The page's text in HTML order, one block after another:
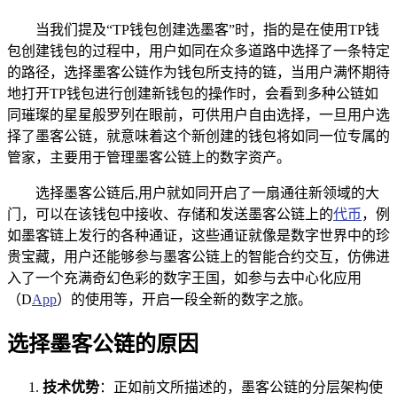
当我们提及“TP钱包创建选墨客”时，指的是在使用TP钱
包创建钱包的过程中，用户如同在众多道路中选择了一条特定
的路径，选择墨客公链作为钱包所支持的链，当用户满怀期待
地打开TP钱包进行创建新钱包的操作时，会看到多种公链如
同璀璨的星星般罗列在眼前，可供用户自由选择，一旦用户选
择了墨客公链，就意味着这个新创建的钱包将如同一位专属的
管家，主要用于管理墨客公链上的数字资产。
选择墨客公链后,用户就如同开启了一扇通往新领域的大
门，可以在该钱包中接收、存储和发送墨客公链上的代币 ，例
如墨客链上发行的各种通证，这些通证就像是数字世界中的珍
贵宝藏，用户还能够参与墨客公链上的智能合约交互，仿佛进
入了一个充满奇幻色彩的数字王国，如参与去中心化应用
（DApp）的使用等，开启一段全新的数字之旅。
选择墨客公链的原因
技术优势：正如前文所描述的，墨客公链的分层架构使